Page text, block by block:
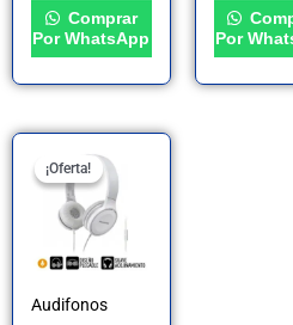
página
de
Comprar
Por WhatsApp
página
de
Por
¡Oferta!
¡Oferta!
Audifonos
precio
original
era:
S/80.00.
precio
actual
es:
S/45.90.